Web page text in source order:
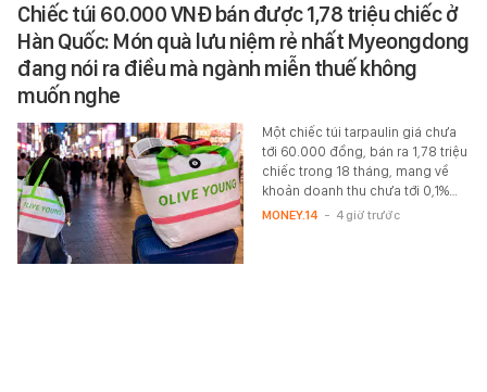
Chiếc túi 60.000 VNĐ bán được 1,78 triệu chiếc ở
Hàn Quốc: Món quà lưu niệm rẻ nhất Myeongdong
đang nói ra điều mà ngành miễn thuế không
muốn nghe
Một chiếc túi tarpaulin giá chưa
tới 60.000 đồng, bán ra 1,78 triệu
chiếc trong 18 tháng, mang về
khoản doanh thu chưa tới 0,1%…
MONEY.14 - 4 giờ trước